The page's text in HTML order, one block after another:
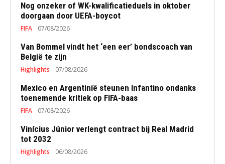
Nog onzeker of WK-kwalificatieduels in oktober
doorgaan door UEFA-boycot
FIFA 07/08/2026
Van Bommel vindt het ‘een eer’ bondscoach van
België te zijn
Highlights 07/08/2026
Mexico en Argentinië steunen Infantino ondanks
toenemende kritiek op FIFA-baas
FIFA 07/08/2026
Vinícius Júnior verlengt contract bij Real Madrid
tot 2032
Highlights 06/08/2026